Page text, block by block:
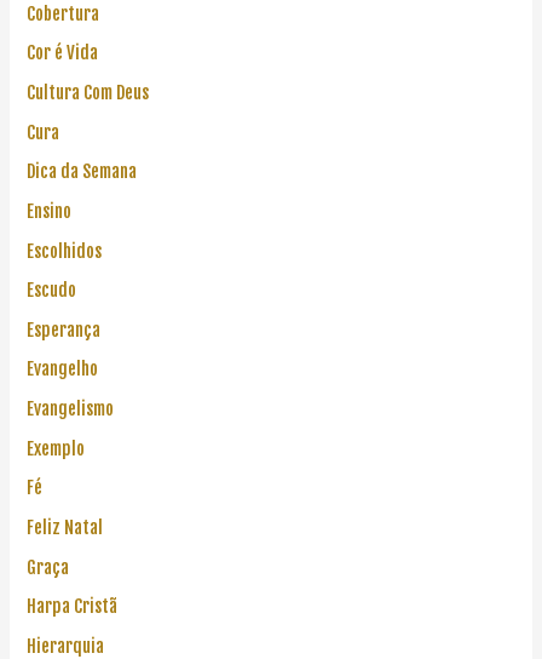
Cobertura
Cor é Vida
Cultura Com Deus
Cura
Dica da Semana
Ensino
Escolhidos
Escudo
Esperança
Evangelho
Evangelismo
Exemplo
Fé
Feliz Natal
Graça
Harpa Cristã
Hierarquia